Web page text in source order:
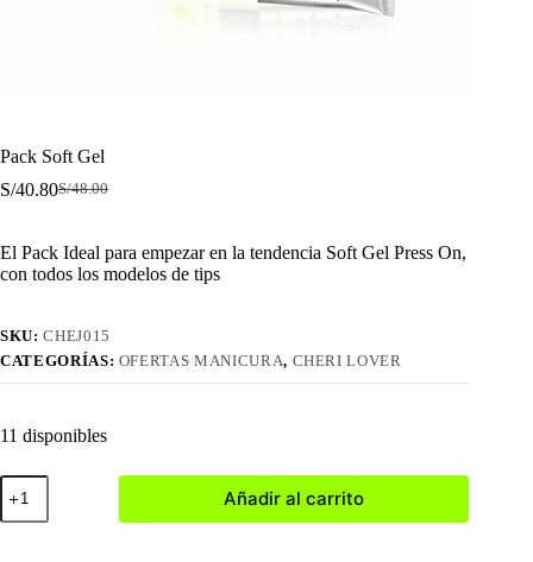
Pack Soft Gel
S/48.00
El
era:
S/48.00.
S/40.80El
es:
S/40.80.
El Pack Ideal para empezar en la tendencia Soft Gel Press On,
con todos los modelos de tips
SKU:CHEJ015
CATEGORÍAS: OFERTAS MANICURA, CHERI LOVER
11 disponibles
Pack
Soft
Gel
Añadir al carrito